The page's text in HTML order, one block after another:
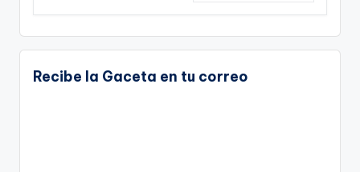
Recibe la Gaceta en tu correo